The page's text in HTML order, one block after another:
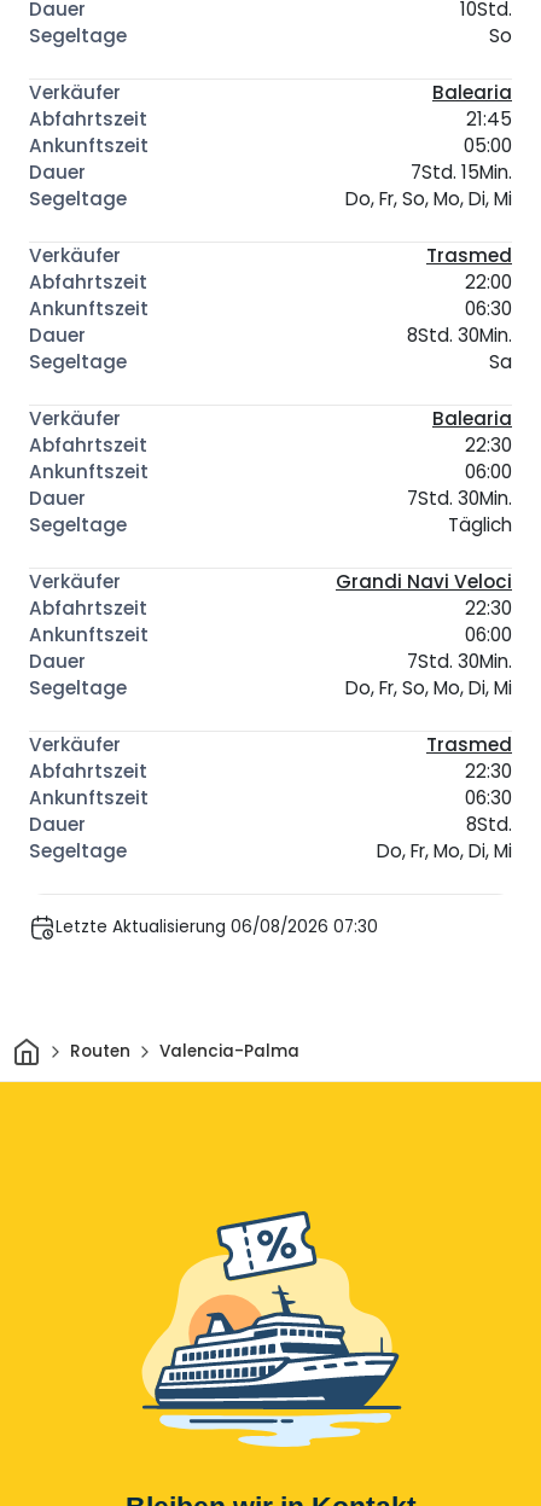
10Std.
So
Balearia
21:45
05:00
7Std. 15Min.
Do, Fr, So, Mo, Di, Mi
Trasmed
22:00
06:30
8Std. 30Min.
Sa
Balearia
22:30
06:00
7Std. 30Min.
Täglich
Grandi Navi Veloci
22:30
06:00
7Std. 30Min.
Do, Fr, So, Mo, Di, Mi
Trasmed
22:30
06:30
8Std.
Do, Fr, Mo, Di, Mi
Letzte Aktualisierung 06/08/2026 07:30
HeimRouten Valencia-Palma